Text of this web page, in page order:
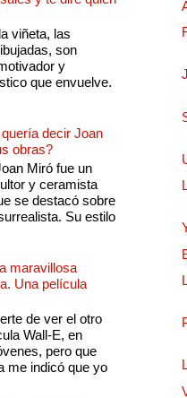
viñeta, las
son
y
que envuelve.
decir Joan
obras?
Miró fue un
y ceramista
se destacó sobre
Su estilo
maravillosa
Una película
de ver el otro
Wall-E, en
pero que
me indicó que yo